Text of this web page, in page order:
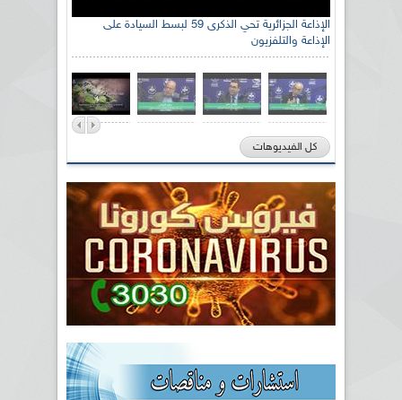
رئيس اللجنة الوطنية الجزائرية للتضامن مع الشعب
الصحراوي السيد سعيد العياشي
كل الفيديوهات